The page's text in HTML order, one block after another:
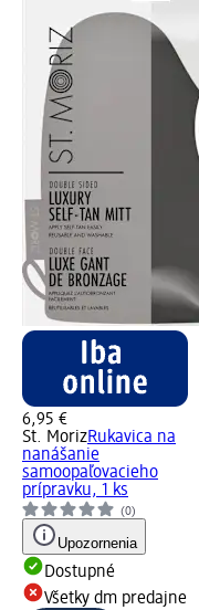
6,95 €
St. MorizRukavica na
nanášanie
samoopaľovacieho
prípravku, 1 ks
(0)
Upozornenia
Dostupné
Všetky dm predajne